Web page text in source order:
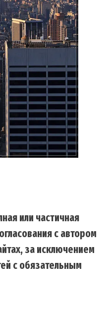
или частичная
с автором
за исключением
с обязательным